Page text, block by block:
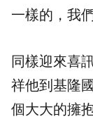
一樣的，我
同樣迎來喜
祥他到基隆
個大大的擁